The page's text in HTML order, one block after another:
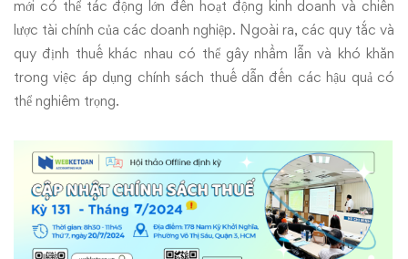
mới có thể tác động lớn đến hoạt động kinh doanh và chiến
lược tài chính của các doanh nghiệp. Ngoài ra, các quy tắc và
quy định thuế khác nhau có thể gây nhầm lẫn và khó khăn
trong việc áp dụng chính sách thuế dẫn đến các hậu quả có
thể nghiêm trọng.